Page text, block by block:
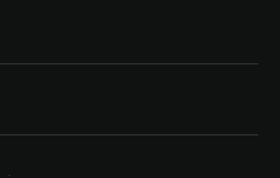
CHAT ?